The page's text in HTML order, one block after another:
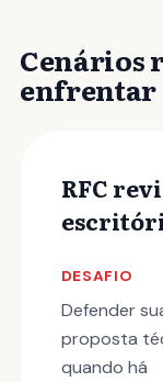
Cenários
enfrentar
RFC
DESAFIO
Defender
proposta
quando há